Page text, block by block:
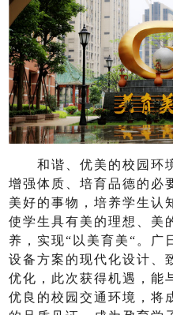
和谐、优美的校园环
增强体质、培育品德的必
美好的事物，培养学生认
使学生具有美的理想、美
养，实现“以美育美“。广
设备方案的现代化设计、
优化，此次获得机遇，能
优良的校园交通环境，将